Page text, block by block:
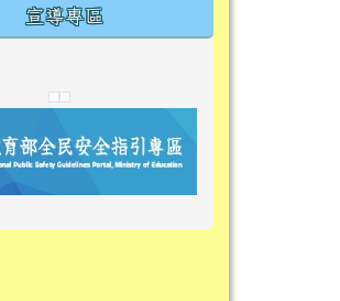
宣導專區
link to https://
link to https://eliteracy.edu.tw/
link to https://
link to https://10000.gov.tw/
link to https://eliteracy.edu.tw/
link to https://10000.gov.tw/
link to https://
link to https://
link to https://i.win.org.tw/
link to https://
link to https://
link to https://
link to https://